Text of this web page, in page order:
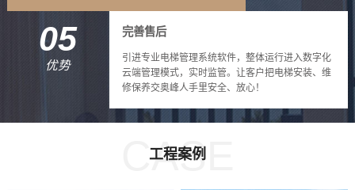
05
优势
完善售后
引进专业电梯管理系统软件，整体运行进入数字化
云端管理模式，实时监管。让客户把电梯安装、维
修保养交奥峰人手里安全、放心！
工程案例
CASE